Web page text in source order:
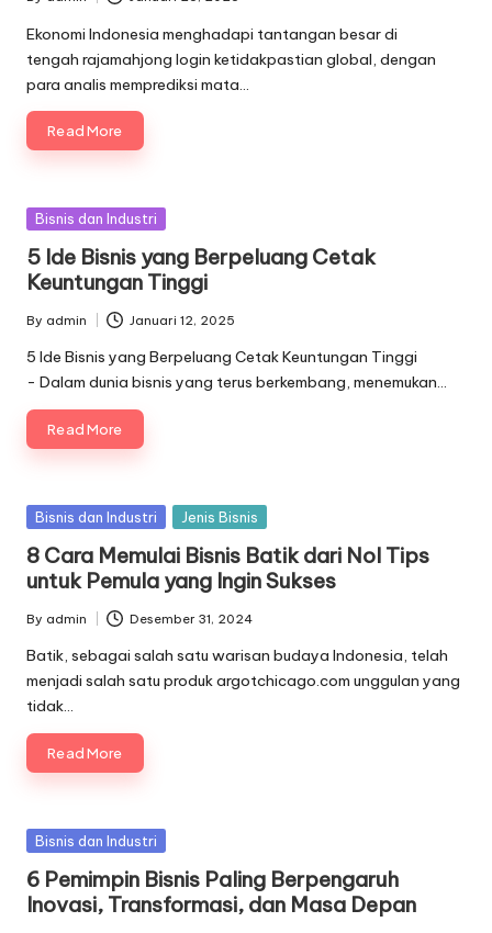
Posted
by
Ekonomi Indonesia menghadapi tantangan besar di
tengah rajamahjong login ketidakpastian global, dengan
para analis memprediksi mata…
Read More
Posted
Bisnis dan Industri
5 Ide Bisnis yang Berpeluang Cetak
Keuntungan Tinggi
Posted
by
By admin Januari 12, 2025
5 Ide Bisnis yang Berpeluang Cetak Keuntungan Tinggi
- Dalam dunia bisnis yang terus berkembang, menemukan…
Read More
Posted
Bisnis dan Industri Jenis Bisnis
8 Cara Memulai Bisnis Batik dari Nol Tips
untuk Pemula yang Ingin Sukses
Posted
by
By admin Desember 31, 2024
Batik, sebagai salah satu warisan budaya Indonesia, telah
menjadi salah satu produk argotchicago.com unggulan yang
tidak…
Read More
Posted
Bisnis dan Industri
6 Pemimpin Bisnis Paling Berpengaruh
Inovasi, Transformasi, dan Masa Depan